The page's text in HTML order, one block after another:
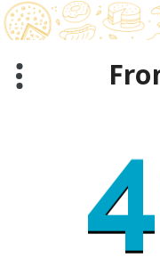
Zum
Inhalt
springen